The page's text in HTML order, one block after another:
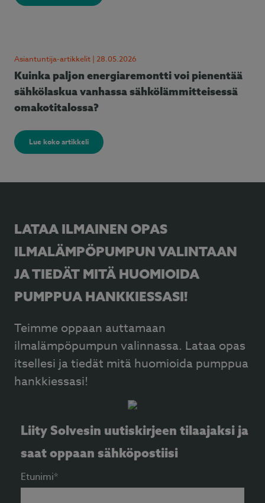
Asiantuntija-artikkelit | 28.05.2026
Kuinka paljon energiaremontti voi pienentää
sähkölaskua vanhassa sähkölämmitteisessä
omakotitalossa?
Lue koko artikkeli
LATAA ILMAINEN OPAS
ILMALÄMPÖPUMPUN VALINTAAN
JA TIEDÄT MITÄ HUOMIOIDA
PUMPPUA HANKKIESSASI!
Teimme oppaan auttamaan
ilmalämpöpumpun valinnassa. Lataa opas
itsellesi ja tiedät mitä huomioida pumppua
hankkiessasi!
Liity Solvesin uutiskirjeen tilaajaksi ja
saat oppaan sähköpostiisi
Etunimi*